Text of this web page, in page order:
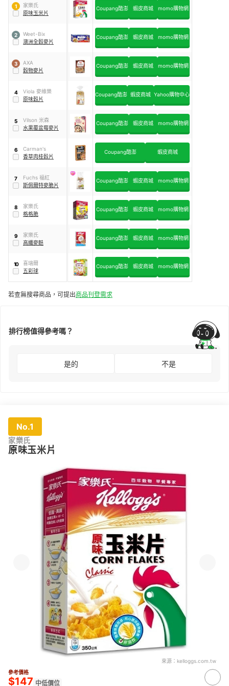
1
家樂氏
原味玉米片
Coupang酷澎 蝦皮商城 momo購物網
2
Weet-Bix
澳洲全穀麥片
Coupang酷澎 蝦皮商城 momo購物網
3
AXA
穀物麥片
Coupang酷澎 蝦皮商城 momo購物網
4
Viola 麥維樂
原味穀片
Coupang酷澎 蝦皮商城 Yahoo購物中心
5
Vilson 米森
水果覆盆莓麥片
Coupang酷澎 蝦皮商城 momo購物網
6
Carman's
香草肉桂穀片
Coupang酷澎 蝦皮商城
7
Fuchs 福紅
斯佩爾特麥脆片
Coupang酷澎 蝦皮商城 momo購物網
8
家樂氏
格格脆
Coupang酷澎 蝦皮商城 momo購物網
9
家樂氏
高纖麥麩
Coupang酷澎 蝦皮商城 momo購物網
10
喜瑞爾
五彩球
Coupang酷澎 蝦皮商城 momo購物網
若查無搜尋商品，可提出商品刊登需求
排行榜值得參考嗎？
是的 不是
No.1
家樂氏
原味玉米片
來源： kelloggs.com.tw
參考價格
$147 中低價位